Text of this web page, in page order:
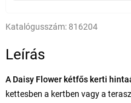
Katalógusszám: 816204
Leírás
A Daisy Flower kétfős kerti
kettesben a kertben vagy a